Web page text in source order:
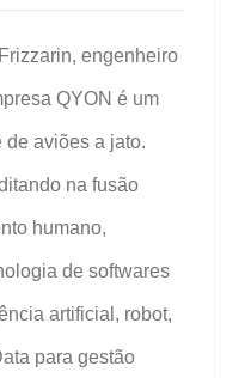
engenheiro
QYON é um
aviões a jato.
na fusão
humano,
de softwares
artificial, robot,
para gestão